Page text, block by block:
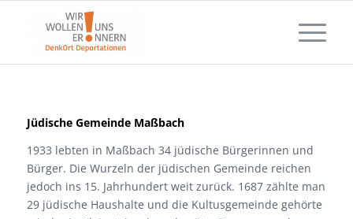
Jüdische Gemeinde Maßbach
1933 lebten in Maßbach 34 jüdische Bürgerinnen und
Bürger. Die Wurzeln der jüdischen Gemeinde reichen
jedoch ins 15. Jahrhundert weit zurück. 1687 zählte man
29 jüdische Haushalte und die Kultusgemeinde gehörte